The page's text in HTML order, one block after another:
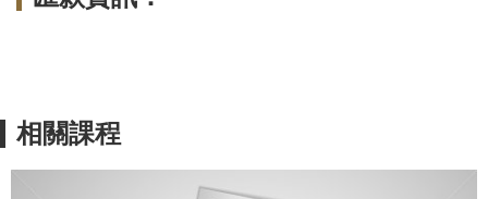
相關課程